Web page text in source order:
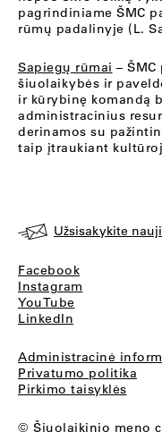
pagrindiniame ŠMC
rūmų padalinyje (L.
Sapiegų rūmai –
šiuolaikybės ir
ir kūrybinę komandą
administracinius
derinamos su
taip įtraukiant
Užsisakykite
Facebook
Instagram
YouTube
LinkedIn
Administracinė
Privatumo politika
Pirkimo taisyklės
© Šiuolaikinio meno